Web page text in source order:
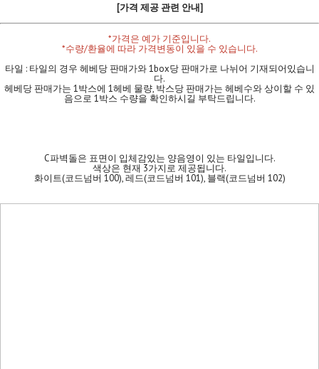
[가격 제공 관련 안내]
*가격은 예가 기준입니다.
*수량/환율에 따라 가격변동이 있을 수 있습니다.
타일 : 타일의 경우 헤베당 판매가와 1box당 판매가로 나뉘어 기재되어있습니
다.
헤베당 판매가는 1박스에 1헤베 물량, 박스당 판매가는 헤베수와 상이할 수 있
음으로 1박스 수량을 확인하시길 부탁드립니다.
C파벽돌은 표면이 입체감있는 양음영이 있는 타일입니다.
색상은 현재 3가지로 제공됩니다.
화이트(코드넘버 100), 레드(코드넘버 101), 블랙(코드넘버 102)